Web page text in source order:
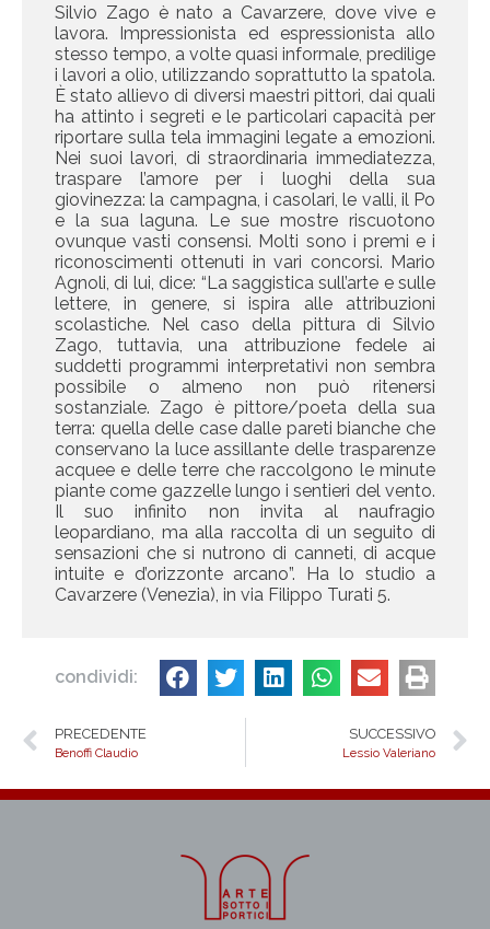
Silvio Zago è nato a Cavarzere, dove vive e
lavora. Impressionista ed espressionista allo
stesso tempo, a volte quasi informale, predilige
i lavori a olio, utilizzando soprattutto la spatola.
È stato allievo di diversi maestri pittori, dai quali
ha attinto i segreti e le particolari capacità per
riportare sulla tela immagini legate a emozioni.
Nei suoi lavori, di straordinaria immediatezza,
traspare l’amore per i luoghi della sua
giovinezza: la campagna, i casolari, le valli, il Po
e la sua laguna. Le sue mostre riscuotono
ovunque vasti consensi. Molti sono i premi e i
riconoscimenti ottenuti in vari concorsi. Mario
Agnoli, di lui, dice: “La saggistica sull’arte e sulle
lettere, in genere, si ispira alle attribuzioni
scolastiche. Nel caso della pittura di Silvio
Zago, tuttavia, una attribuzione fedele ai
suddetti programmi interpretativi non sembra
possibile o almeno non può ritenersi
sostanziale. Zago è pittore/poeta della sua
terra: quella delle case dalle pareti bianche che
conservano la luce assillante delle trasparenze
acquee e delle terre che raccolgono le minute
piante come gazzelle lungo i sentieri del vento.
Il suo infinito non invita al naufragio
leopardiano, ma alla raccolta di un seguito di
sensazioni che si nutrono di canneti, di acque
intuite e d’orizzonte arcano”. Ha lo studio a
Cavarzere (Venezia), in via Filippo Turati 5.
condividi:
PRECEDENTE
Benoffi Claudio
SUCCESSIVO
Lessio Valeriano